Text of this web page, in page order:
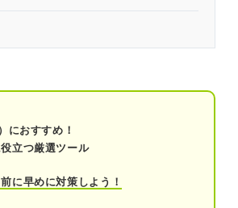
容師も同じ！ 履歴書作成の基本ポイント
本情報
学歴・職歴（新卒の場合）
におすすめ！
立つ厳選ツール
に早めに対策しよう！